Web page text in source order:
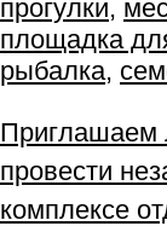
прогулки,
площадка
рыбалка,
Приглашаем
провести
комплексе